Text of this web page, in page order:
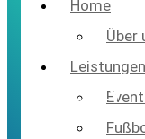
Home
Über
Leistungen
MACHEN